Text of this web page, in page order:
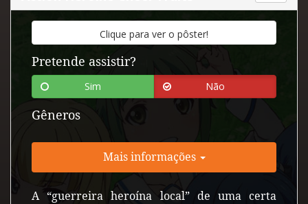
Clique para ver o pôster!
Pretende assistir?
Sim Não
Gêneros
Mais informações
A “guerreira heroína local” de uma certa